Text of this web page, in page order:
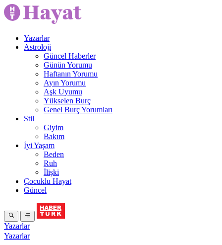
Yazarlar
Astroloji
Güncel Haberler
Günün Yorumu
Haftanın Yorumu
Ayın Yorumu
Aşk Uyumu
Yükselen Burç
Genel Burç Yorumları
Stil
Giyim
Bakım
İyi Yaşam
Beden
Ruh
İlişki
Çocuklu Hayat
Güncel
Yazarlar
Yazarlar